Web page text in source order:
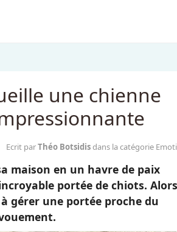
une chienne
Ecrit parThéo Botsidisdans la catégorie
maison en un havre de paix
portée de chiots. Alors
gérer une portée proche du